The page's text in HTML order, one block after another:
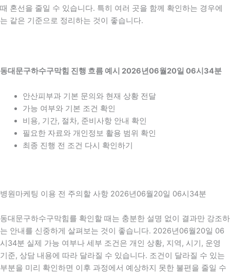
때 혼선을 줄일 수 있습니다. 특히 여러 곳을 함께 확인하는 경우에
는 같은 기준으로 정리하는 것이 좋습니다.
동대문구하수구막힘 진행 흐름 예시 2026년06월20일 06시34분
안산피부과 기본 문의와 현재 상황 전달
가능 여부와 기본 조건 확인
비용, 기간, 절차, 준비사항 안내 확인
필요한 자료와 개인정보 활용 범위 확인
최종 진행 전 조건 다시 확인하기
병원마케팅 이용 전 주의할 사항 2026년06월20일 06시34분
동대문구하수구막힘를 확인할 때는 충분한 설명 없이 결과만 강조하
는 안내를 신중하게 살펴보는 것이 좋습니다. 2026년06월20일 06
시34분 실제 가능 여부나 세부 조건은 개인 상황, 지역, 시기, 운영
기준, 상담 내용에 따라 달라질 수 있습니다. 조건이 달라질 수 있는
부분을 미리 확인하면 이후 과정에서 예상하지 못한 불편을 줄일 수